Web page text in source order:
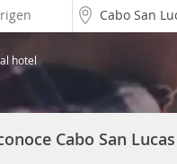
hotel
Cabo San Lucas